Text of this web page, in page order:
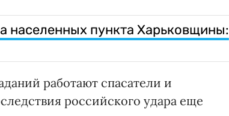
населенных пункта Харьковщины:
работают спасатели и
российского удара еще